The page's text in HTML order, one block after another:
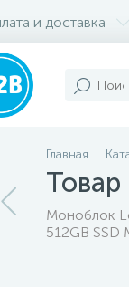
и доставка
Главная
Товар
Моноблок
512GB SSD